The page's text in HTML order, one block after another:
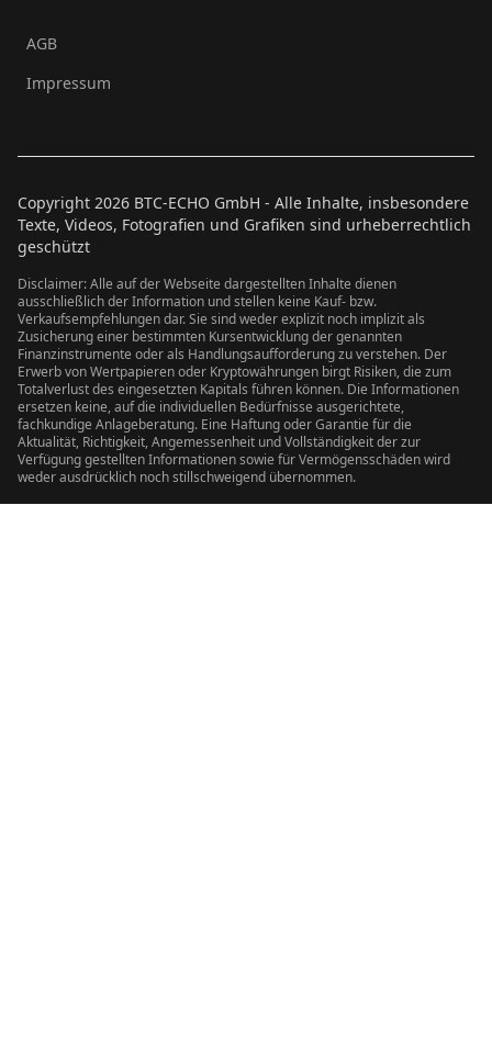
AGB
Impressum
Copyright 2026 BTC-ECHO GmbH - Alle Inhalte, insbesondere
Texte, Videos, Fotografien und Grafiken sind urheberrechtlich
geschützt
Disclaimer: Alle auf der Webseite dargestellten Inhalte dienen
ausschließlich der Information und stellen keine Kauf- bzw.
Verkaufsempfehlungen dar. Sie sind weder explizit noch implizit als
Zusicherung einer bestimmten Kursentwicklung der genannten
Finanzinstrumente oder als Handlungsaufforderung zu verstehen. Der
Erwerb von Wertpapieren oder Kryptowährungen birgt Risiken, die zum
Totalverlust des eingesetzten Kapitals führen können. Die Informationen
ersetzen keine, auf die individuellen Bedürfnisse ausgerichtete,
fachkundige Anlageberatung. Eine Haftung oder Garantie für die
Aktualität, Richtigkeit, Angemessenheit und Vollständigkeit der zur
Verfügung gestellten Informationen sowie für Vermögensschäden wird
weder ausdrücklich noch stillschweigend übernommen.